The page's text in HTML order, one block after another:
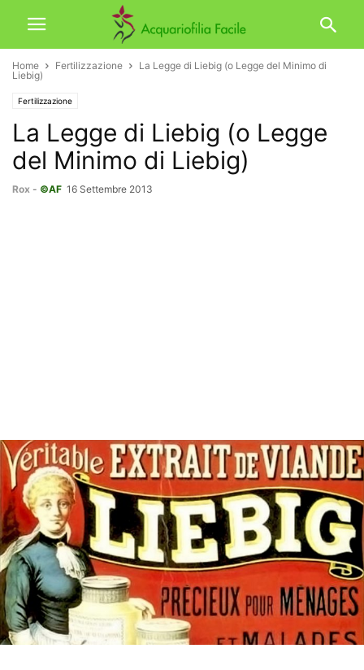
Home Fertilizzazione
La Legge di Liebig (o Legge del Minimo di
Liebig)
Fertilizzazione
La Legge di Liebig (o Legge
del Minimo di Liebig)
Rox - ©AF 16 Settembre 2013